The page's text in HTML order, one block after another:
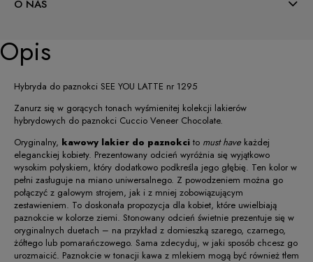
O NAS
Opis
Hybryda do paznokci SEE YOU LATTE nr 1295
Zanurz się w gorących tonach wyśmienitej kolekcji lakierów
hybrydowych do paznokci Cuccio Veneer Chocolate.
Oryginalny, kawowy lakier do paznokci to must have każdej
eleganckiej kobiety. Prezentowany odcień wyróżnia się wyjątkowo
wysokim połyskiem, który dodatkowo podkreśla jego głębię. Ten kolor w
pełni zasługuje na miano uniwersalnego. Z powodzeniem można go
połączyć z galowym strojem, jak i z mniej zobowiązującym
zestawieniem. To doskonała propozycja dla kobiet, które uwielbiają
paznokcie w kolorze ziemi. Stonowany odcień świetnie prezentuje się w
oryginalnych duetach – na przykład z domieszką szarego, czarnego,
żółtego lub pomarańczowego. Sama zdecyduj, w jaki sposób chcesz go
urozmaicić. Paznokcie w tonacji kawa z mlekiem mogą być również tłem